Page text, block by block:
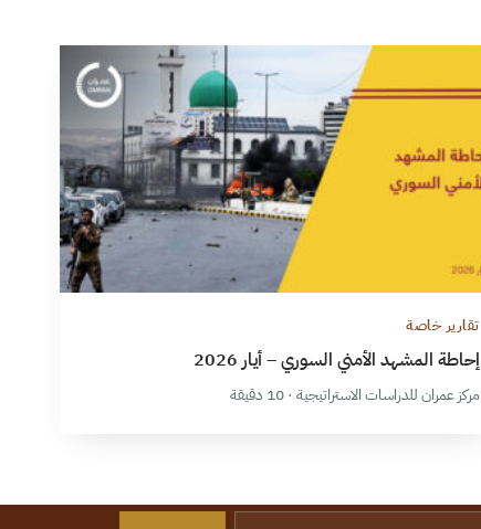
تقارير خاصة
إحاطة المشهد الأمني السوري – أيار 2026
مركز عمران للدراسات الاستراتيجية · 10 دقيقة